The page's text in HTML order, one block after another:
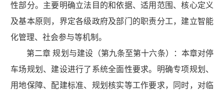
性部分。主要明确立法目的和依据、适用范围、核心定义
及基本原则，界定各级政府及部门的职责分工，建立智能
化管理、社会参与等机制。
第二章 规划与建设（第九条至第十六条）：本章对停
车场规划、建设进行了系统全面性要求。明确专项规划、
用地保障、配建标准、规划核实等工作要求，同时，对临